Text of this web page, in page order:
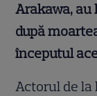
Arakawa,
după
începutul
Actorul de